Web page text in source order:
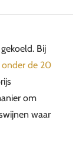
Bij
de 20
om
waar